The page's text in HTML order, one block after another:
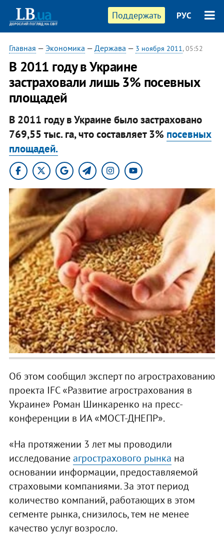
Поддержать РУС
Главная — Экономика — Держава — 3 ноября 2011, 05:52
В 2011 году в Украине
застраховали лишь 3% посевных
площадей
В 2011 году в Украине было застраховано
769,55 тыс. га, что составляет 3% посевных
площадей.
Об этом сообщил эксперт по агрострахованию
проекта IFC «Развитие агрострахования в
Украине» Роман Шинкаренко на пресс-
конференции в ИА «МОСТ-ДНЕПР».
«На протяжении 3 лет мы проводили
исследованиеагрострахового рынка на
основании информации, предоставляемой
страховыми компаниями. За этот период
количество компаний, работающих в этом
сегменте рынка, снизилось, тем не менее
качество услуг возросло.